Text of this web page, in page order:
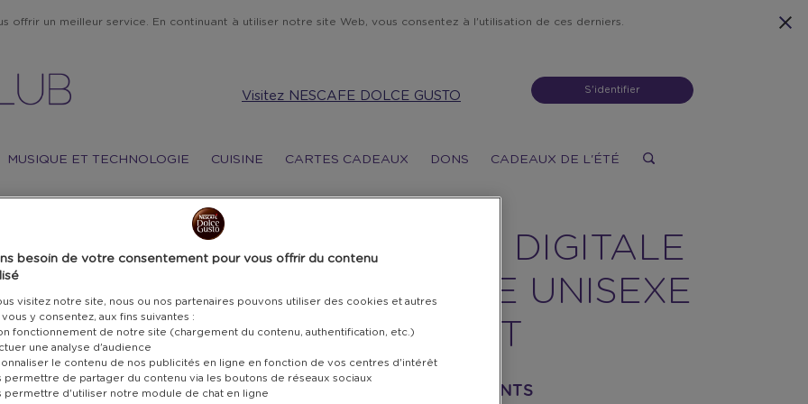
offrir un meilleur service. En continuant à utiliser notre site Web, vous consentez à l'utilisation de ces derniers.
Visitez NESCAFE DOLCE GUSTO S'identifier
MUSIQUE ET TECHNOLOGIE CUISINE CARTES CADEAUX DONS CADEAUX DE L'ÉTÉ
MONTRE DIGITALE
ÉTANCHE UNISEXE
– WIFORT
14 400 - 18 500 POINTS
besoin de votre consentement pour vous offrir du contenu
visitez notre site, nous ou nos partenaires pouvons utiliser des cookies et autres
y consentez, aux fins suivantes :
fonctionnement de notre site (chargement du contenu, authentification, etc.)
une analyse d'audience
le contenu de nos publicités en ligne en fonction de vos centres d'intérêt
permettre de partager du contenu via les boutons de réseaux sociaux
permettre d'utiliser notre module de chat en ligne